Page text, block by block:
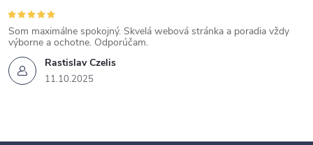
Rastislav Czelis
11.10.2025
Som maximálne spokojný. Skvelá webová stránka a poradia vždy
výborne a ochotne. Odporúčam.